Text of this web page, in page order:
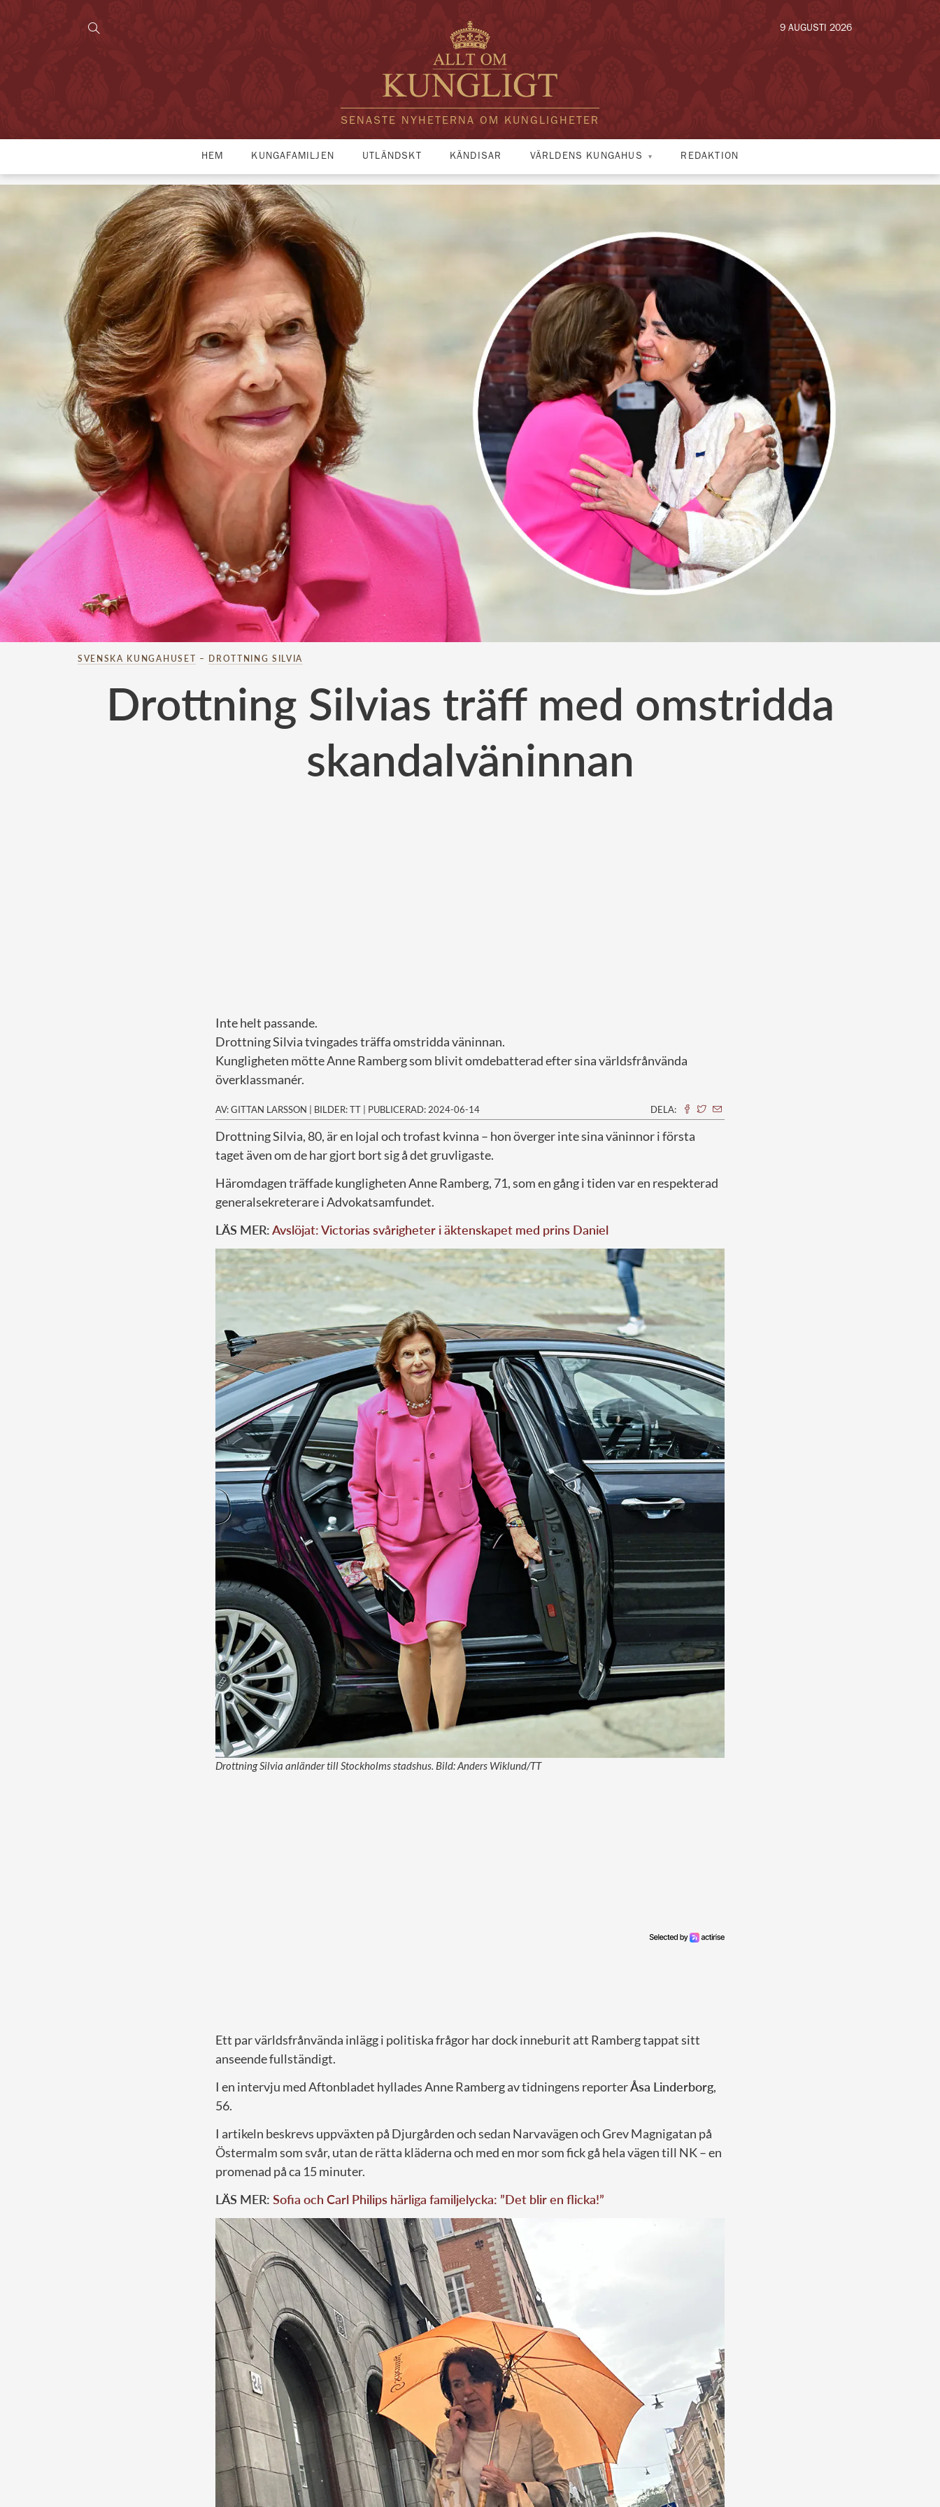
SENASTE NYHETERNA OM KUNGLIGHETER
9 AUGUSTI 2026
HEM KUNGAFAMILJEN UTLÄNDSKT KÄNDISAR VÄRLDENS KUNGAHUS REDAKTION
SVENSKA KUNGAHUSET – DROTTNING SILVIA
Drottning Silvias träff med omstridda
skandalväninnan
Inte helt passande.
Drottning Silvia tvingades träffa omstridda väninnan.
Kungligheten mötte Anne Ramberg som blivit omdebatterad efter sina världsfrånvända
överklassmanér.
AV: GITTAN LARSSON | BILDER: TT | PUBLICERAD: 2024-06-14 DELA:
Drottning Silvia, 80, är en lojal och trofast kvinna – hon överger inte sina väninnor i första
taget även om de har gjort bort sig å det gruvligaste.
Häromdagen träffade kungligheten Anne Ramberg, 71, som en gång i tiden var en respekterad
generalsekreterare i Advokatsamfundet.
LÄS MER:Avslöjat: Victorias svårigheter i äktenskapet med prins Daniel
Drottning Silvia anländer till Stockholms stadshus. Bild: Anders Wiklund/TT
Ett par världsfrånvända inlägg i politiska frågor har dock inneburit att Ramberg tappat sitt
anseende fullständigt.
I en intervju med Aftonbladet hyllades Anne Ramberg av tidningens reporterÅsa Linderborg,
56.
I artikeln beskrevs uppväxten på Djurgården och sedan Narvavägen och Grev Magnigatan på
Östermalm som svår, utan de rätta kläderna och med en mor som fick gå hela vägen till NK – en
promenad på ca 15 minuter.
LÄS MER: Sofia och Carl Philips härliga familjelycka: ”Det blir en flicka!”